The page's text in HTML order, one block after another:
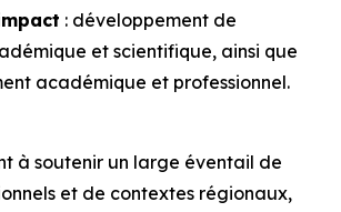
: développement de
et scientifique, ainsi que
académique et professionnel.
à soutenir un large éventail de
et de contextes régionaux,